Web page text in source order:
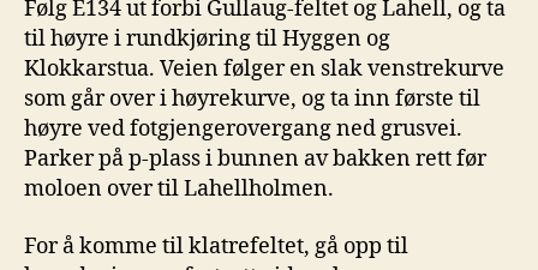
Følg E134 ut forbi Gullaug-feltet og Lahell, og ta
til høyre i rundkjøring til Hyggen og
Klokkarstua. Veien følger en slak venstrekurve
som går over i høyrekurve, og ta inn første til
høyre ved fotgjengerovergang ned grusvei.
Parker på p-plass i bunnen av bakken rett før
moloen over til Lahellholmen.
For å komme til klatrefeltet, gå opp til